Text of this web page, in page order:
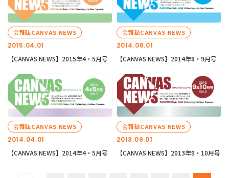
2015.04.01
会報誌CANVAS NEWS
【CANVAS NEWS】2015年4・5月号
2014.08.01
会報誌CANVAS NEWS
【CANVAS NEWS】2014年8・9月号
2014.04.01
会報誌CANVAS NEWS
【CANVAS NEWS】2014年4・5月号
2013.09.01
会報誌CANVAS NEWS
【CANVAS NEWS】2013年9・10月号